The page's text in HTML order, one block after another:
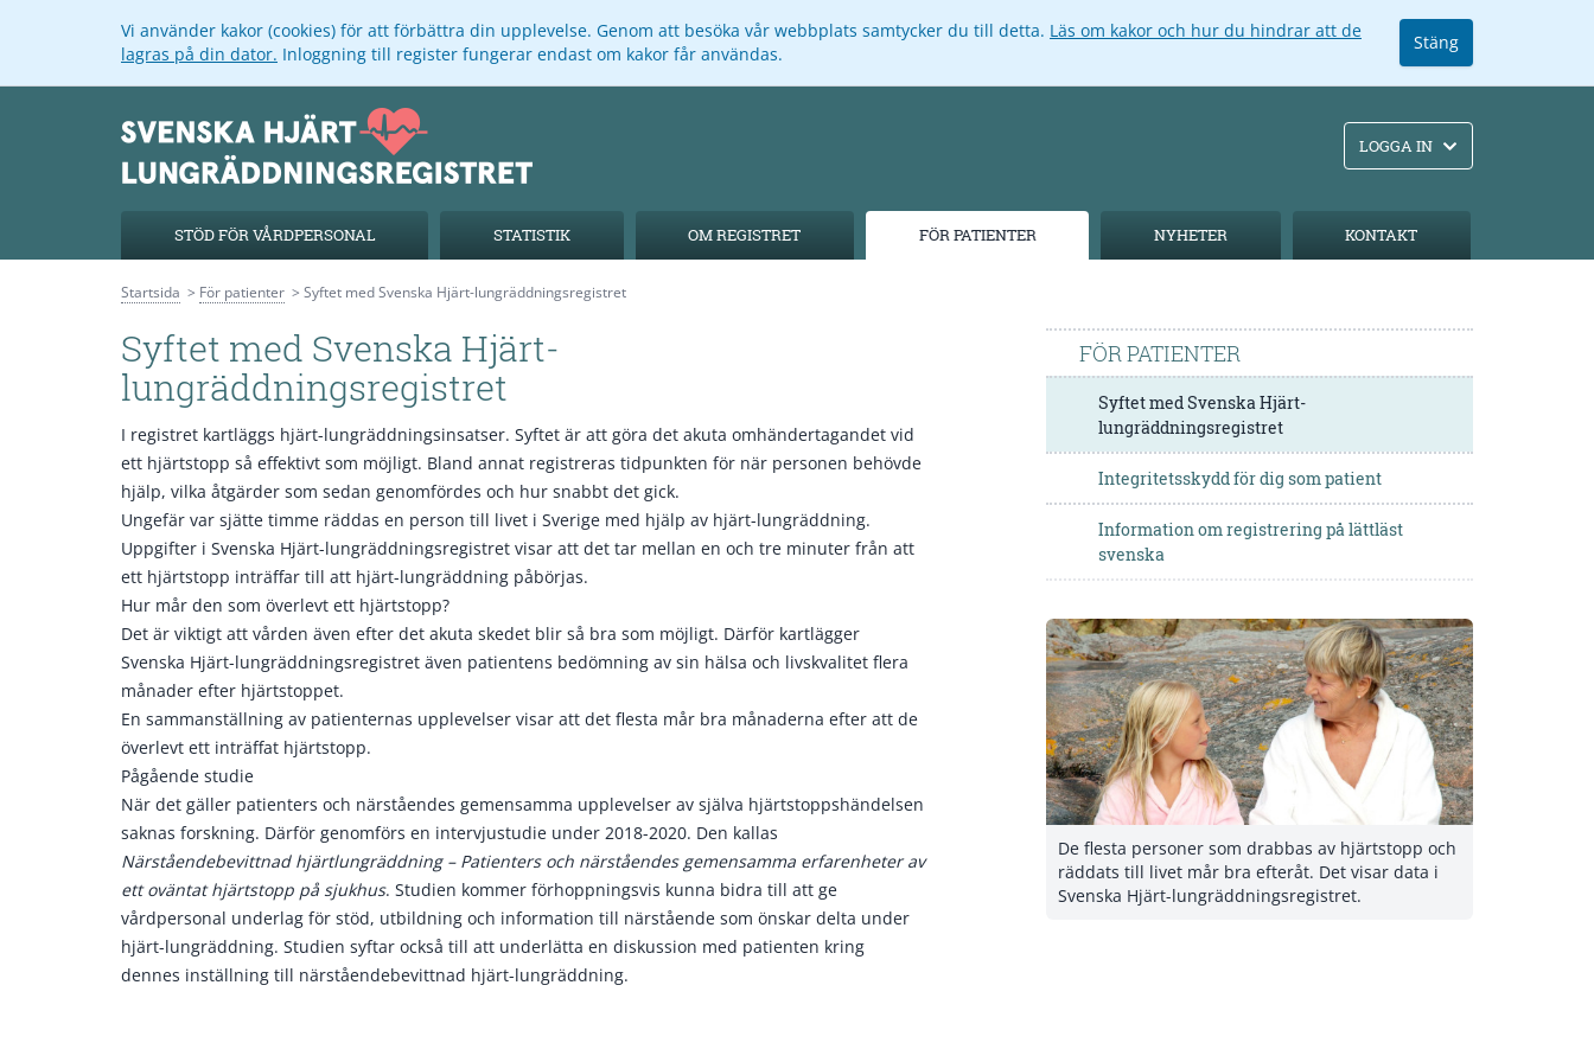
Vi använder kakor (cookies) för att förbättra din upplevelse. Genom att besöka vår webbplats samtycker du till detta. Läs om kakor och hur du hindrar att de
lagras på din dator. Inloggning till register fungerar endast om kakor får användas.
Stäng
LOGGA IN
STÖD FÖR VÅRDPERSONAL STATISTIK OM REGISTRET FÖR PATIENTER NYHETER KONTAKT
Startsida För patienter Syftet med Svenska Hjärt-lungräddningsregistret
Syftet med Svenska Hjärt-
lungräddningsregistret
I registret kartläggs hjärt-lungräddningsinsatser. Syftet är att göra det akuta omhändertagandet vid
ett hjärtstopp så effektivt som möjligt. Bland annat registreras tidpunkten för när personen behövde
hjälp, vilka åtgärder som sedan genomfördes och hur snabbt det gick.
Ungefär var sjätte timme räddas en person till livet i Sverige med hjälp av hjärt-lungräddning.
Uppgifter i Svenska Hjärt-lungräddningsregistret visar att det tar mellan en och tre minuter från att
ett hjärtstopp inträffar till att hjärt-lungräddning påbörjas.
Hur mår den som överlevt ett hjärtstopp?
Det är viktigt att vården även efter det akuta skedet blir så bra som möjligt. Därför kartlägger
Svenska Hjärt-lungräddningsregistret även patientens bedömning av sin hälsa och livskvalitet flera
månader efter hjärtstoppet.
En sammanställning av patienternas upplevelser visar att det flesta mår bra månaderna efter att de
överlevt ett inträffat hjärtstopp.
Pågående studie
När det gäller patienters och närståendes gemensamma upplevelser av själva hjärtstoppshändelsen
saknas forskning. Därför genomförs en intervjustudie under 2018-2020. Den kallas
Närståendebevittnad hjärtlungräddning – Patienters och närståendes gemensamma erfarenheter av
ett oväntat hjärtstopp på sjukhus. Studien kommer förhoppningsvis kunna bidra till att ge
vårdpersonal underlag för stöd, utbildning och information till närstående som önskar delta under
hjärt-lungräddning. Studien syftar också till att underlätta en diskussion med patienten kring
dennes inställning till närståendebevittnad hjärt-lungräddning.
FÖR PATIENTER
Syftet med Svenska Hjärt-
lungräddningsregistret
Integritetsskydd för dig som patient
Information om registrering på lättläst
svenska
De flesta personer som drabbas av hjärtstopp och
räddats till livet mår bra efteråt. Det visar data i
Svenska Hjärt-lungräddningsregistret.